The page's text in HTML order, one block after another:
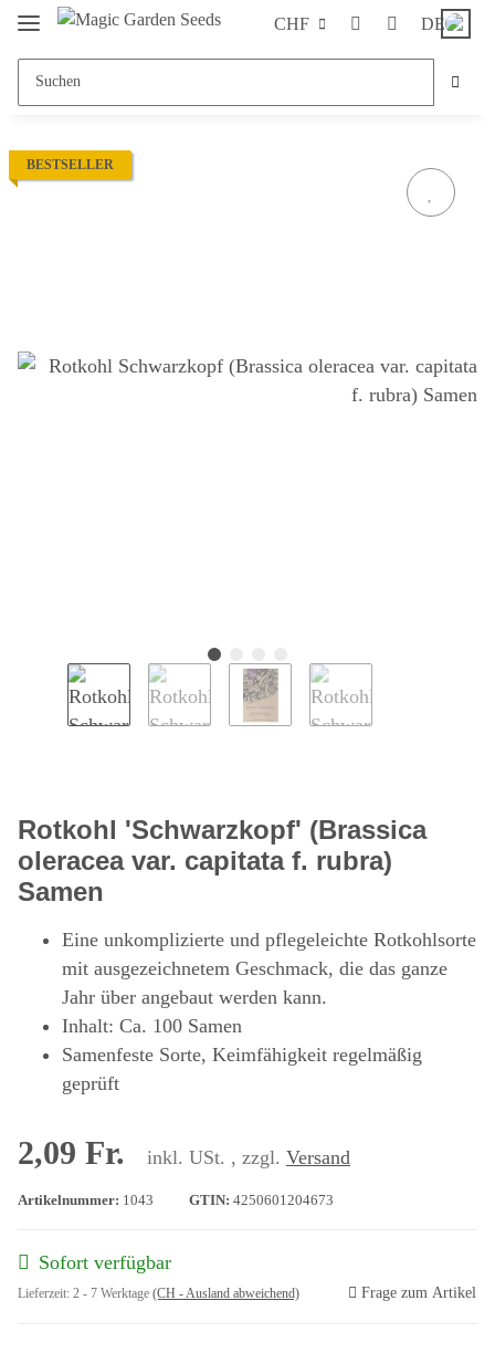
CHF DE
BESTSELLER
Rotkohl 'Schwarzkopf' (Brassica
oleracea var. capitata f. rubra)
Samen
Eine unkomplizierte und pflegeleichte Rotkohlsorte
mit ausgezeichnetem Geschmack, die das ganze
Jahr über angebaut werden kann.
Inhalt: Ca. 100 Samen
Samenfeste Sorte, Keimfähigkeit regelmäßig
geprüft
2,09 Fr. inkl. USt. , zzgl. Versand
Artikelnummer: 1043 GTIN: 4250601204673
Sofort verfügbar
Lieferzeit: 2 - 7 Werktage (CH - Ausland abweichend) Frage zum Artikel